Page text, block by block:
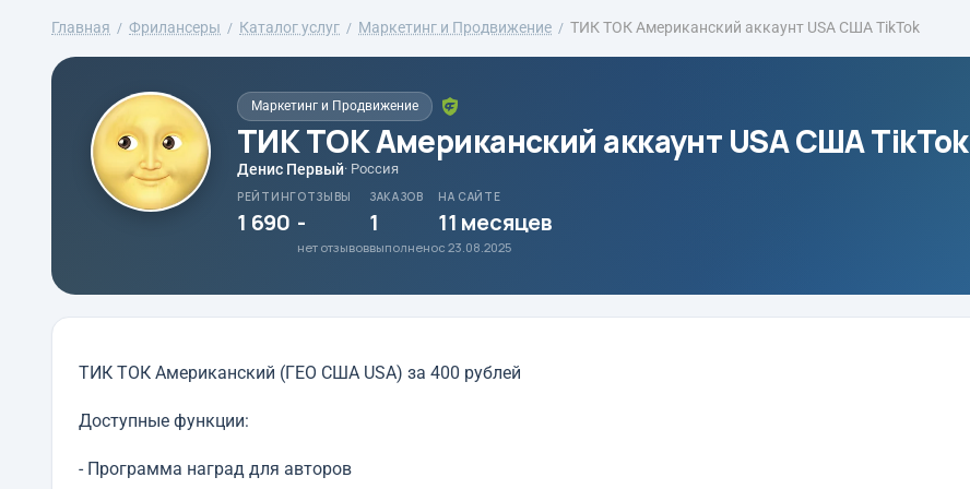
Главная Фрилансеры Каталог услуг Маркетинг и Продвижение ТИК ТОК Американский аккаунт USA США TikTok
Маркетинг и Продвижение
ТИК ТОК Американский аккаунт USA США TikTok
Денис Первый· Россия
РЕЙТИНГ
1 690
ОТЗЫВЫ
-
нет отзывов
ЗАКАЗОВ
1
выполнено
НА САЙТЕ
11 месяцев
с 23.08.2025
ТИК ТОК Американский (ГЕО США USA) за 400 рублей
Доступные функции:
- Программа наград для авторов